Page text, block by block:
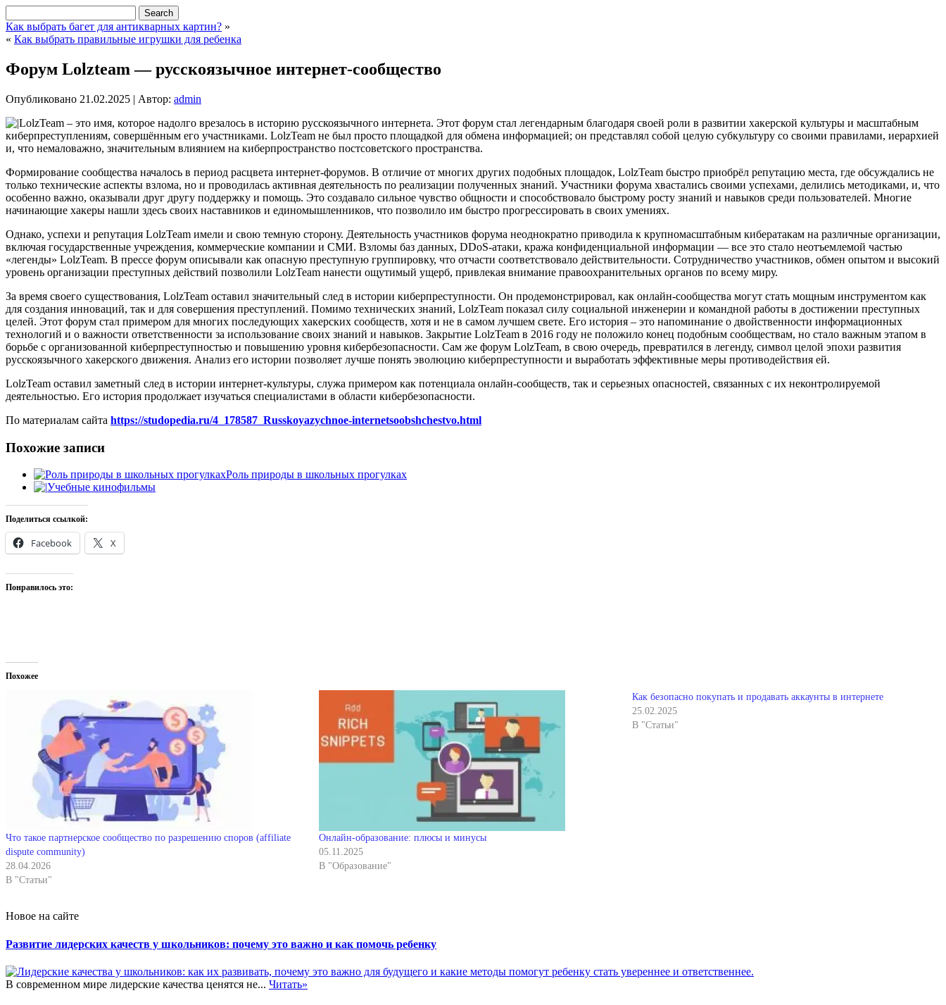
Как выбрать багет для антикварных картин? »
« Как выбрать правильные игрушки для ребенка
Форум Lolzteam — русскоязычное интернет-сообщество
Опубликовано 21.02.2025 | Автор: admin
LolzTeam – это имя, которое надолго врезалось в историю русскоязычного интернета. Этот форум стал легендарным благодаря своей роли в развитии хакерской культуры и масштабным
киберпреступлениям, совершённым его участниками. LolzTeam не был просто площадкой для обмена информацией; он представлял собой целую субкультуру со своими правилами, иерархией
и, что немаловажно, значительным влиянием на киберпространство постсоветского пространства.
Формирование сообщества началось в период расцвета интернет-форумов. В отличие от многих других подобных площадок, LolzTeam быстро приобрёл репутацию места, где обсуждались не
только технические аспекты взлома, но и проводилась активная деятельность по реализации полученных знаний. Участники форума хвастались своими успехами, делились методиками, и, что
особенно важно, оказывали друг другу поддержку и помощь. Это создавало сильное чувство общности и способствовало быстрому росту знаний и навыков среди пользователей. Многие
начинающие хакеры нашли здесь своих наставников и единомышленников, что позволило им быстро прогрессировать в своих умениях.
Однако, успехи и репутация LolzTeam имели и свою темную сторону. Деятельность участников форума неоднократно приводила к крупномасштабным кибератакам на различные организации,
включая государственные учреждения, коммерческие компании и СМИ. Взломы баз данных, DDoS-атаки, кража конфиденциальной информации — все это стало неотъемлемой частью
«легенды» LolzTeam. В прессе форум описывали как опасную преступную группировку, что отчасти соответствовало действительности. Сотрудничество участников, обмен опытом и высокий
уровень организации преступных действий позволили LolzTeam нанести ощутимый ущерб, привлекая внимание правоохранительных органов по всему миру.
За время своего существования, LolzTeam оставил значительный след в истории киберпреступности. Он продемонстрировал, как онлайн-сообщества могут стать мощным инструментом как
для создания инноваций, так и для совершения преступлений. Помимо технических знаний, LolzTeam показал силу социальной инженерии и командной работы в достижении преступных
целей. Этот форум стал примером для многих последующих хакерских сообществ, хотя и не в самом лучшем свете. Его история – это напоминание о двойственности информационных
технологий и о важности ответственности за использование своих знаний и навыков. Закрытие LolzTeam в 2016 году не положило конец подобным сообществам, но стало важным этапом в
борьбе с организованной киберпреступностью и повышению уровня кибербезопасности. Сам же форум LolzTeam, в свою очередь, превратился в легенду, символ целой эпохи развития
русскоязычного хакерского движения. Анализ его истории позволяет лучше понять эволюцию киберпреступности и выработать эффективные меры противодействия ей.
LolzTeam оставил заметный след в истории интернет-культуры, служа примером как потенциала онлайн-сообществ, так и серьезных опасностей, связанных с их неконтролируемой
деятельностью. Его история продолжает изучаться специалистами в области кибербезопасности.
По материалам сайта https://studopedia.ru/4_178587_Russkoyazychnoe-internetsoobshchestvo.html
Похожие записи
Роль природы в школьных прогулках
Учебные кинофильмы
Поделиться ссылкой:
Facebook X
Понравилось это:
Похожее
Что такое партнерское сообщество по разрешению споров (affiliate
dispute community)
28.04.2026
В "Статьи"
Онлайн-образование: плюсы и минусы
05.11.2025
В "Образование"
Как безопасно покупать и продавать аккаунты в интернете
25.02.2025
В "Статьи"
Новое на сайте
Развитие лидерских качеств у школьников: почему это важно и как помочь ребенку
В современном мире лидерские качества ценятся не... Читать»